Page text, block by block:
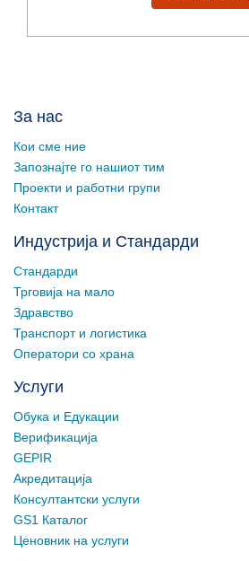
За нас
Кои сме ние
Запознајте го нашиот тим
Проекти и работни групи
Контакт
Индустрија и Стандарди
Стандарди
Трговија на мало
Здравство
Транспорт и логистика
Оператори со храна
Услуги
Обука и Едукации
Верификација
GEPIR
Акредитација
Консултантски услуги
GS1 Каталог
Ценовник на услуги